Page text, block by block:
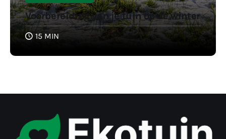
Voorbereiding van je tuin op de winter
15 MIN